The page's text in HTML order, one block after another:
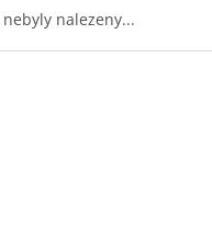
nebyly nalezeny...